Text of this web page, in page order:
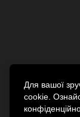
Для вашої
cookie.